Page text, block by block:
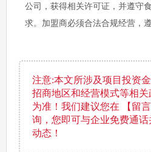
公司，获得相关许可证，并遵守
求。加盟商必须合法合规经营，
注意:本文所涉及项目投资
招商地区和经营模式等相
为准！我们建议您在 【留
询，您即可与企业免费通
动态！